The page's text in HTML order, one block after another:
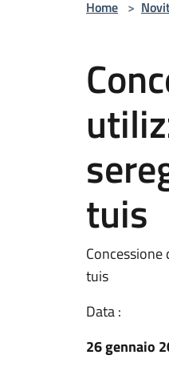
Home >
tuis
tuis
Data :
26 gennaio